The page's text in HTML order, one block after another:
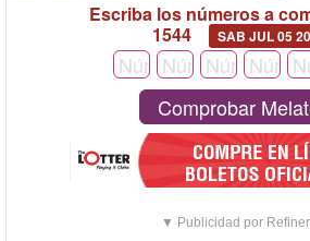
Escriba los números a
1544
SAB JUL 05
Comprobar
▼ Publicidad por